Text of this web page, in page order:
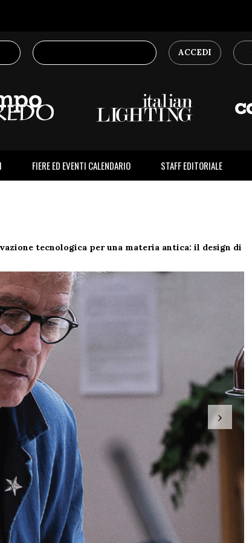
ACCEDI
FIERE ED EVENTI CALENDARIO STAFF EDITORIALE
tecnologica per una materia antica: il design di
›